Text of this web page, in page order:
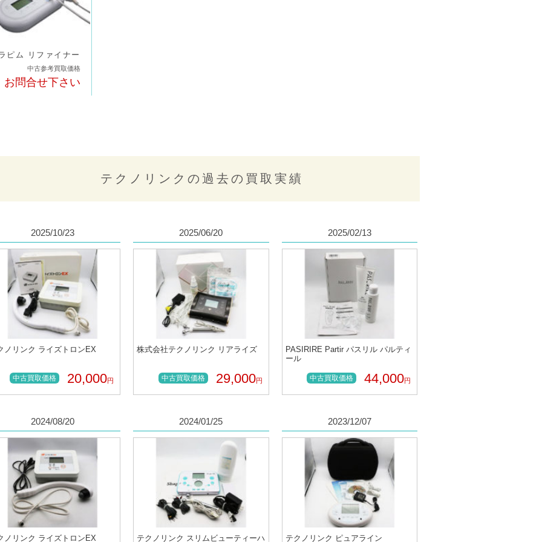
ピム リファイナー
中古参考買取価格
お問合せ下さい
テクノリンクの過去の買取実績
2025/10/23
ノリンク ライズトロンEX
中古買取価格 20,000円
2025/06/20
株式会社テクノリンク リアライズ
中古買取価格 29,000円
2025/02/13
PASIRIRE Partir パスリル パルティ
ール
中古買取価格 44,000円
2024/08/20
ノリンク ライズトロンEX
2024/01/25
テクノリンク スリムビューティーハ
2023/12/07
テクノリンク ピュアライン